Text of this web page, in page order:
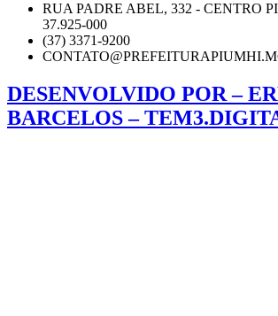
RUA PADRE ABEL, 332 - CENTRO
37.925-000
(37) 3371-9200
DESENVOLVIDO POR –
BARCELOS –